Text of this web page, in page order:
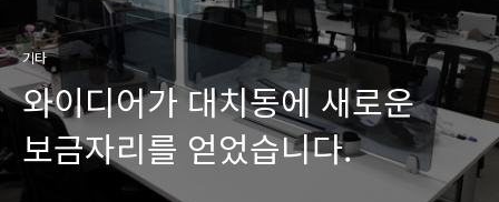
기타
와이디어가 대치동에 새로운
보금자리를 얻었습니다.